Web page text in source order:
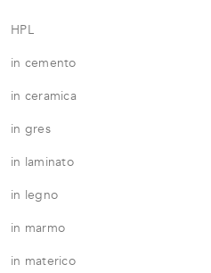
HPL
in cemento
in ceramica
in gres
in laminato
in legno
in marmo
in materico